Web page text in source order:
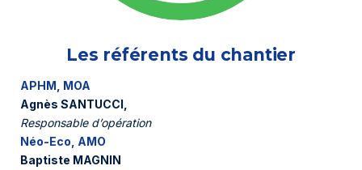
Les référents du chantier
APHM, MOA
Agnès SANTUCCI,
Responsable d’opération
Néo-Eco, AMO
Baptiste MAGNIN